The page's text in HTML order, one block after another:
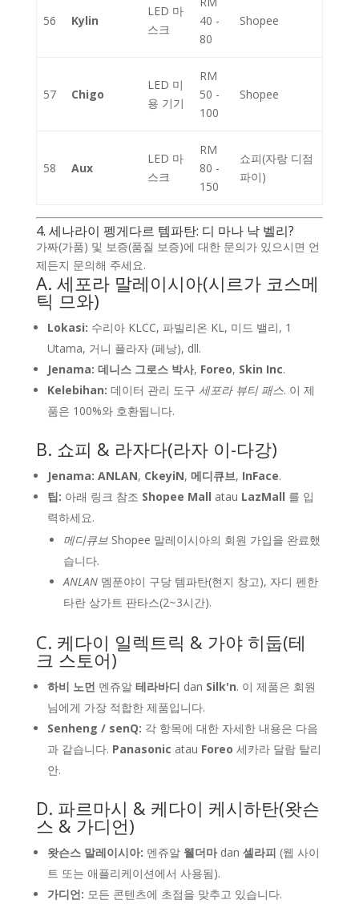
56 Kylin
LED 마
스크
40 -
80
Shopee
57 Chigo
LED 미
용 기기
RM
50 -
100
Shopee
58 Aux
LED 마
스크
RM
80 -
150
쇼피(자랑 디점
파이)
4. 세나라이 펭게다르 템파탄: 디 마나 낙 벨리?
가짜(가품) 및 보증(품질 보증)에 대한 문의가 있으시면 언
제든지 문의해 주세요.
A. 세포라 말레이시아(시르가 코스메
틱 므와)
Lokasi: 수리아 KLCC, 파빌리온 KL, 미드 밸리, 1
Utama, 거니 플라자 (페낭), dll.
Jenama: 데니스 그로스 박사, Foreo, Skin Inc.
Kelebihan: 데이터 관리 도구 세포라 뷰티 패스. 이 제
품은 100%와 호환됩니다.
B. 쇼피 & 라자다(라자 이-다강)
Jenama: ANLAN, CkeyiN, 메디큐브, InFace.
팁: 아래 링크 참조 Shopee Mall atau LazMall 를 입
력하세요.
메디큐브Shopee 말레이시아의 회원 가입을 완료했
습니다.
ANLAN멤푼야이 구당 템파탄(현지 창고), 자디 펜한
타란 상가트 판타스(2~3시간).
C. 케다이 일렉트릭 & 가야 히둡(테
크 스토어)
하비 노먼 멘쥬알 테라바디 dan Silk'n. 이 제품은 회원
님에게 가장 적합한 제품입니다.
Senheng / senQ: 각 항목에 대한 자세한 내용은 다음
과 같습니다. Panasonic atau Foreo 세카라 달람 탈리
안.
D. 파르마시 & 케다이 케시하탄(왓슨
스 & 가디언)
왓슨스 말레이시아: 멘쥬알 웰더마dan 셀라피 (웹 사이
트 또는 애플리케이션에서 사용됨).
가디언: 모든 콘텐츠에 초점을 맞추고 있습니다.